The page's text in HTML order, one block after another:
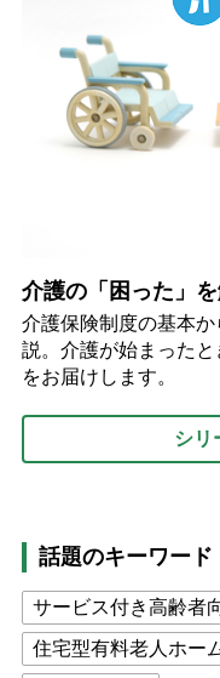
介護の「困った」
介護保険制度の基本
説。介護が始まった
をお届けします。
シリ
話題のキーワード
サービス付き高齢者
住宅型有料老人ホー